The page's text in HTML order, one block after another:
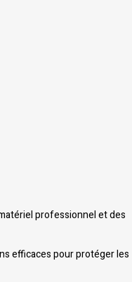
professionnel et des
efficaces pour protéger les